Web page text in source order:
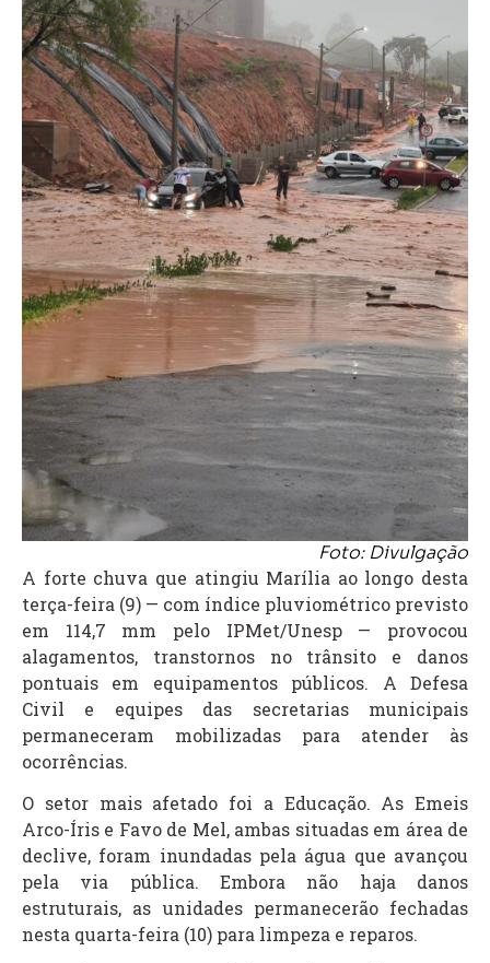
Foto: Divulgação
A forte chuva que atingiu Marília ao longo desta
terça-feira (9) — com índice pluviométrico previsto
em 114,7 mm pelo IPMet/Unesp — provocou
alagamentos, transtornos no trânsito e danos
pontuais em equipamentos públicos. A Defesa
Civil e equipes das secretarias municipais
permaneceram mobilizadas para atender às
ocorrências.
O setor mais afetado foi a Educação. As Emeis
Arco-Íris e Favo de Mel, ambas situadas em área de
declive, foram inundadas pela água que avançou
pela via pública. Embora não haja danos
estruturais, as unidades permanecerão fechadas
nesta quarta-feira (10) para limpeza e reparos.